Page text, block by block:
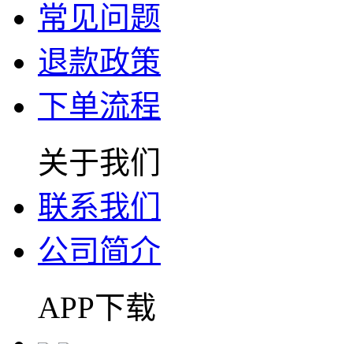
常见问题
退款政策
下单流程
关于我们
联系我们
公司简介
APP下载